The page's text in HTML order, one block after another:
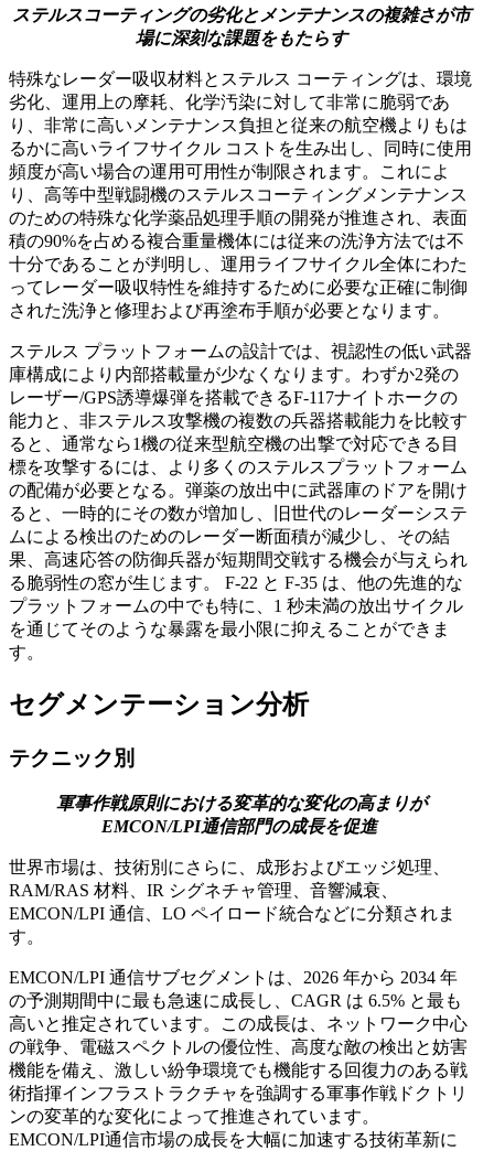
ステルスコーティングの劣化とメンテナンスの複雑さが市
場に深刻な課題をもたらす
特殊なレーダー吸収材料とステルス コーティングは、環境
劣化、運用上の摩耗、化学汚染に対して非常に脆弱であ
り、非常に高いメンテナンス負担と従来の航空機よりもは
るかに高いライフサイクル コストを生み出し、同時に使用
頻度が高い場合の運用可用性が制限されます。これによ
り、高等中型戦闘機のステルスコーティングメンテナンス
のための特殊な化学薬品処理手順の開発が推進され、表面
積の90%を占める複合重量機体には従来の洗浄方法では不
十分であることが判明し、運用ライフサイクル全体にわた
ってレーダー吸収特性を維持するために必要な正確に制御
された洗浄と修理および再塗布手順が必要となります。
ステルス プラットフォームの設計では、視認性の低い武器
庫構成により内部搭載量が少なくなります。わずか2発の
レーザー/GPS誘導爆弾を搭載できるF-117ナイトホークの
能力と、非ステルス攻撃機の複数の兵器搭載能力を比較す
ると、通常なら1機の従来型航空機の出撃で対応できる目
標を攻撃するには、より多くのステルスプラットフォーム
の配備が必要となる。弾薬の放出中に武器庫のドアを開け
ると、一時的にその数が増加し、旧世代のレーダーシステ
ムによる検出のためのレーダー断面積が減少し、その結
果、高速応答の防御兵器が短期間交戦する機会が与えられ
る脆弱性の窓が生じます。 F-22 と F-35 は、他の先進的な
プラットフォームの中でも特に、1 秒未満の放出サイクル
を通じてそのような暴露を最小限に抑えることができま
す。
セグメンテーション分析
テクニック別
軍事作戦原則における変革的な変化の高まりが
EMCON/LPI通信部門の成長を促進
世界市場は、技術別にさらに、成形およびエッジ処理、
RAM/RAS 材料、IR シグネチャ管理、音響減衰、
EMCON/LPI 通信、LO ペイロード統合などに分類されま
す。
EMCON/LPI 通信サブセグメントは、2026 年から 2034 年
の予測期間中に最も急速に成長し、CAGR は 6.5% と最も
高いと推定されています。この成長は、ネットワーク中心
の戦争、電磁スペクトルの優位性、高度な敵の検出と妨害
機能を備え、激しい紛争環境でも機能する回復力のある戦
術指揮インフラストラクチャを強調する軍事作戦ドクトリ
ンの変革的な変化によって推進されています。
EMCON/LPI通信市場の成長を大幅に加速する技術革新に